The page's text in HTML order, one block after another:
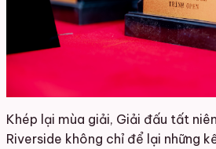
Khép lại mùa giải, Giải đấu tất
Riverside không chỉ để lại những